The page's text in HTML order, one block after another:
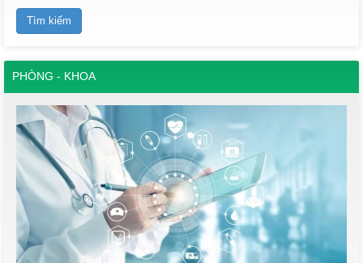
PHÒNG - KHOA